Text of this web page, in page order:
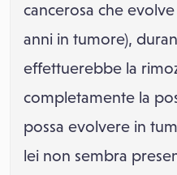
cancerosa che
anni in tumore),
effettuerebbe la
completamente la
possa evolvere in
lei non sembra